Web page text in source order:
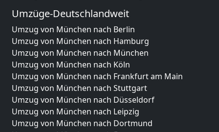
Umzüge-Deutschlandweit
Umzug von München nach Berlin
Umzug von München nach Hamburg
Umzug von München nach München
Umzug von München nach Köln
Umzug von München nach Frankfurt am Main
Umzug von München nach Stuttgart
Umzug von München nach Düsseldorf
Umzug von München nach Leipzig
Umzug von München nach Dortmund